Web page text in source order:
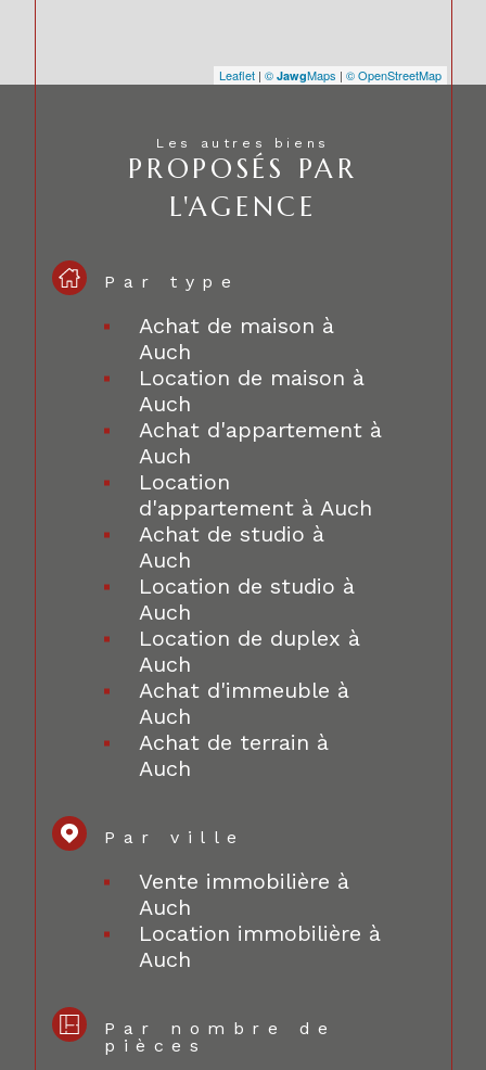
Leaflet | © JawgMaps | © OpenStreetMap
Les autres biens
PROPOSÉS PAR
L'AGENCE
Par type
Achat de maison à
Auch
Location de maison à
Auch
Achat d'appartement à
Auch
Location
d'appartement à Auch
Achat de studio à
Auch
Location de studio à
Auch
Location de duplex à
Auch
Achat d'immeuble à
Auch
Achat de terrain à
Auch
Par ville
Vente immobilière à
Auch
Location immobilière à
Auch
Par nombre de
pièces